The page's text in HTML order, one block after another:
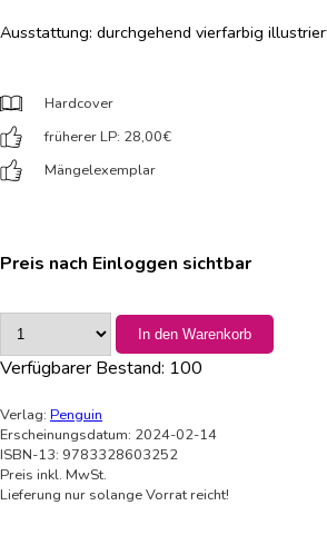
Ausstattung: durchgehend vierfarbig
Hardcover
früherer LP: 28,00€
Mängelexemplar
Preis nach Einloggen sichtbar
In den Warenkorb
Verfügbarer Bestand: 100
Verlag: Penguin
Erscheinungsdatum: 2024-02-14
ISBN-13: 9783328603252
Preis inkl. MwSt.
Lieferung nur solange Vorrat reicht!